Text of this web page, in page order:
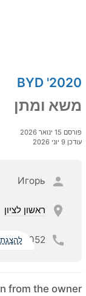
2020' BYD
משא ומתן
פורסם 15 ינואר 2026
עודכן 9 יוני 2026
Игорь
ראשון לציון
052
from the owner